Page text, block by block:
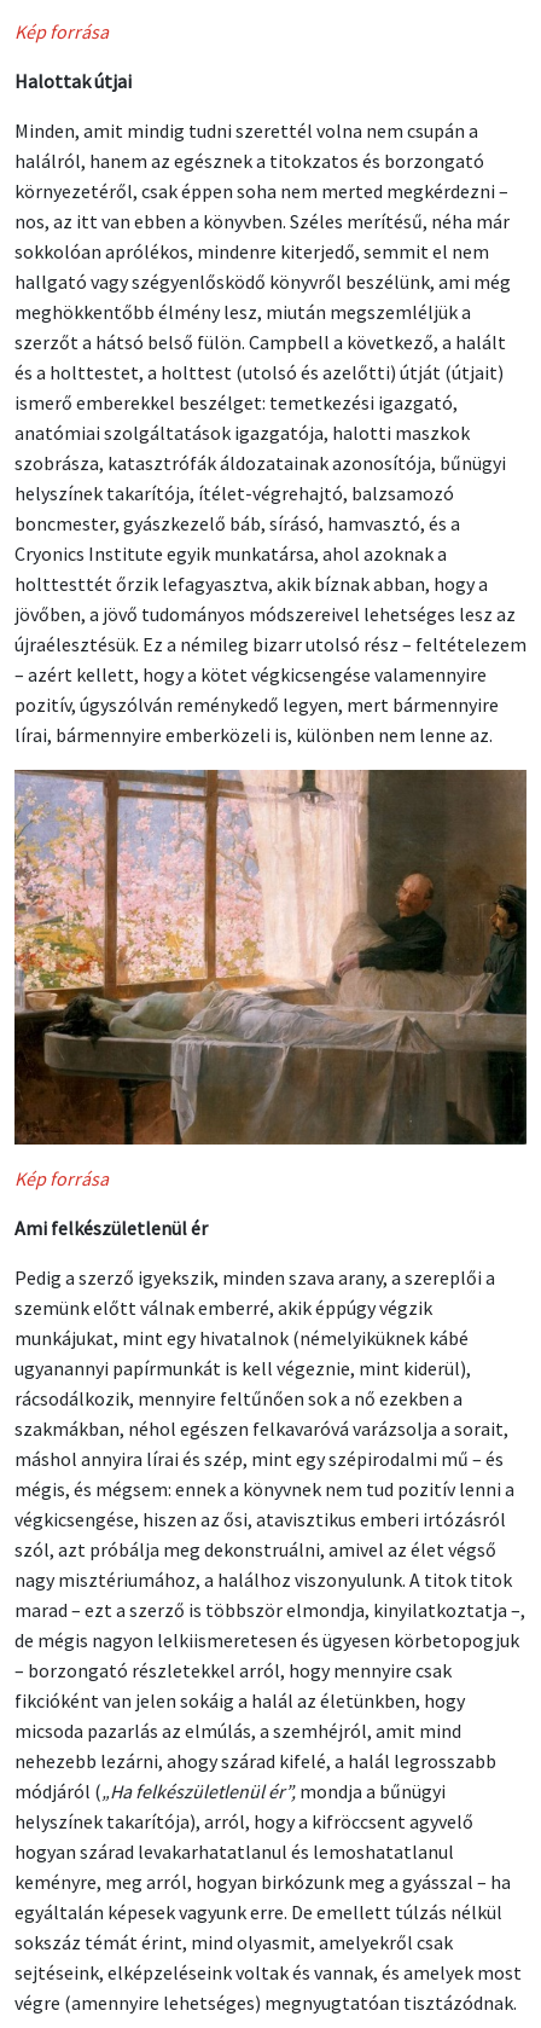
Kép forrása
Halottak útjai
Minden, amit mindig tudni szerettél volna nem csupán a
halálról, hanem az egésznek a titokzatos és borzongató
környezetéről, csak éppen soha nem merted megkérdezni –
nos, az itt van ebben a könyvben. Széles merítésű, néha már
sokkolóan aprólékos, mindenre kiterjedő, semmit el nem
hallgató vagy szégyenlősködő könyvről beszélünk, ami még
meghökkentőbb élmény lesz, miután megszemléljük a
szerzőt a hátsó belső fülön. Campbell a következő, a halált
és a holttestet, a holttest (utolsó és azelőtti) útját (útjait)
ismerő emberekkel beszélget: temetkezési igazgató,
anatómiai szolgáltatások igazgatója, halotti maszkok
szobrásza, katasztrófák áldozatainak azonosítója, bűnügyi
helyszínek takarítója, ítélet-végrehajtó, balzsamozó
boncmester, gyászkezelő báb, sírásó, hamvasztó, és a
Cryonics Institute egyik munkatársa, ahol azoknak a
holttesttét őrzik lefagyasztva, akik bíznak abban, hogy a
jövőben, a jövő tudományos módszereivel lehetséges lesz az
újraélesztésük. Ez a némileg bizarr utolsó rész – feltételezem
– azért kellett, hogy a kötet végkicsengése valamennyire
pozitív, úgyszólván reménykedő legyen, mert bármennyire
lírai, bármennyire emberközeli is, különben nem lenne az.
Kép forrása
Ami felkészületlenül ér
Pedig a szerző igyekszik, minden szava arany, a szereplői a
szemünk előtt válnak emberré, akik éppúgy végzik
munkájukat, mint egy hivatalnok (némelyiküknek kábé
ugyanannyi papírmunkát is kell végeznie, mint kiderül),
rácsodálkozik, mennyire feltűnően sok a nő ezekben a
szakmákban, néhol egészen felkavaróvá varázsolja a sorait,
máshol annyira lírai és szép, mint egy szépirodalmi mű – és
mégis, és mégsem: ennek a könyvnek nem tud pozitív lenni a
végkicsengése, hiszen az ősi, atavisztikus emberi irtózásról
szól, azt próbálja meg dekonstruálni, amivel az élet végső
nagy misztériumához, a halálhoz viszonyulunk. A titok titok
marad – ezt a szerző is többször elmondja, kinyilatkoztatja –,
de mégis nagyon lelkiismeretesen és ügyesen körbetopogjuk
– borzongató részletekkel arról, hogy mennyire csak
fikcióként van jelen sokáig a halál az életünkben, hogy
micsoda pazarlás az elmúlás, a szemhéjról, amit mind
nehezebb lezárni, ahogy szárad kifelé, a halál legrosszabb
módjáról („Ha felkészületlenül ér”, mondja a bűnügyi
helyszínek takarítója), arról, hogy a kifröccsent agyvelő
hogyan szárad levakarhatatlanul és lemoshatatlanul
keményre, meg arról, hogyan birkózunk meg a gyásszal – ha
egyáltalán képesek vagyunk erre. De emellett túlzás nélkül
sokszáz témát érint, mind olyasmit, amelyekről csak
sejtéseink, elképzeléseink voltak és vannak, és amelyek most
végre (amennyire lehetséges) megnyugtatóan tisztázódnak.